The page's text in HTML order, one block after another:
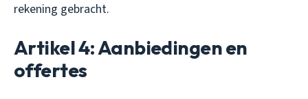
rekening gebracht.
Artikel 4: Aanbiedingen en
offertes